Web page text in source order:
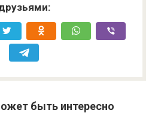
быть интересно